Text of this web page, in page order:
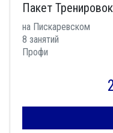
Пакет
на Пискаревском
8 занятий
Профи